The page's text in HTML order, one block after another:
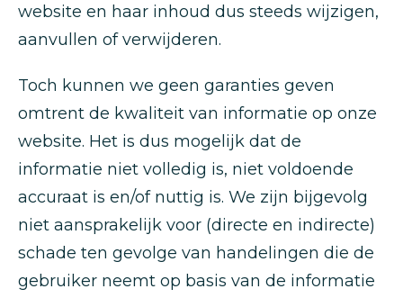
website en haar inhoud dus steeds wijzigen,
aanvullen of verwijderen.
Toch kunnen we geen garanties geven
omtrent de kwaliteit van informatie op onze
website. Het is dus mogelijk dat de
informatie niet volledig is, niet voldoende
accuraat is en/of nuttig is. We zijn bijgevolg
niet aansprakelijk voor (directe en indirecte)
schade ten gevolge van handelingen die de
gebruiker neemt op basis van de informatie